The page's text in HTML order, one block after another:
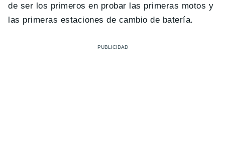
de ser los primeros en probar las primeras motos y
las primeras estaciones de cambio de batería.